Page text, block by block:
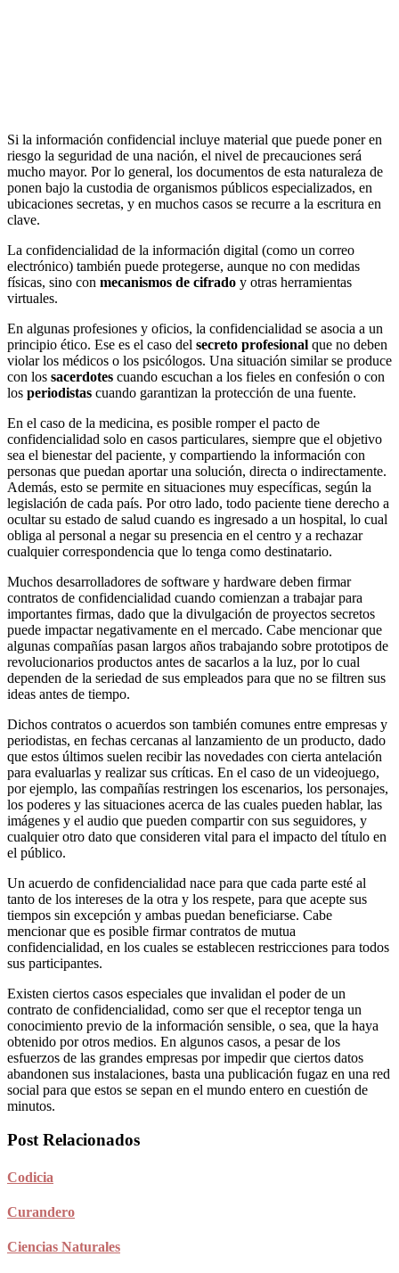
Si la información confidencial incluye material que puede poner en
riesgo la seguridad de una nación, el nivel de precauciones será
mucho mayor. Por lo general, los documentos de esta naturaleza de
ponen bajo la custodia de organismos públicos especializados, en
ubicaciones secretas, y en muchos casos se recurre a la escritura en
clave.
La confidencialidad de la información digital (como un correo
electrónico) también puede protegerse, aunque no con medidas
físicas, sino con mecanismos de cifrado y otras herramientas
virtuales.
En algunas profesiones y oficios, la confidencialidad se asocia a un
principio ético. Ese es el caso del secreto profesional que no deben
violar los médicos o los psicólogos. Una situación similar se produce
con los sacerdotes cuando escuchan a los fieles en confesión o con
los periodistas cuando garantizan la protección de una fuente.
En el caso de la medicina, es posible romper el pacto de
confidencialidad solo en casos particulares, siempre que el objetivo
sea el bienestar del paciente, y compartiendo la información con
personas que puedan aportar una solución, directa o indirectamente.
Además, esto se permite en situaciones muy específicas, según la
legislación de cada país. Por otro lado, todo paciente tiene derecho a
ocultar su estado de salud cuando es ingresado a un hospital, lo cual
obliga al personal a negar su presencia en el centro y a rechazar
cualquier correspondencia que lo tenga como destinatario.
Muchos desarrolladores de software y hardware deben firmar
contratos de confidencialidad cuando comienzan a trabajar para
importantes firmas, dado que la divulgación de proyectos secretos
puede impactar negativamente en el mercado. Cabe mencionar que
algunas compañías pasan largos años trabajando sobre prototipos de
revolucionarios productos antes de sacarlos a la luz, por lo cual
dependen de la seriedad de sus empleados para que no se filtren sus
ideas antes de tiempo.
Dichos contratos o acuerdos son también comunes entre empresas y
periodistas, en fechas cercanas al lanzamiento de un producto, dado
que estos últimos suelen recibir las novedades con cierta antelación
para evaluarlas y realizar sus críticas. En el caso de un videojuego,
por ejemplo, las compañías restringen los escenarios, los personajes,
los poderes y las situaciones acerca de las cuales pueden hablar, las
imágenes y el audio que pueden compartir con sus seguidores, y
cualquier otro dato que consideren vital para el impacto del título en
el público.
Un acuerdo de confidencialidad nace para que cada parte esté al
tanto de los intereses de la otra y los respete, para que acepte sus
tiempos sin excepción y ambas puedan beneficiarse. Cabe
mencionar que es posible firmar contratos de mutua
confidencialidad, en los cuales se establecen restricciones para todos
sus participantes.
Existen ciertos casos especiales que invalidan el poder de un
contrato de confidencialidad, como ser que el receptor tenga un
conocimiento previo de la información sensible, o sea, que la haya
obtenido por otros medios. En algunos casos, a pesar de los
esfuerzos de las grandes empresas por impedir que ciertos datos
abandonen sus instalaciones, basta una publicación fugaz en una red
social para que estos se sepan en el mundo entero en cuestión de
minutos.
Post Relacionados
Codicia
Curandero
Ciencias Naturales